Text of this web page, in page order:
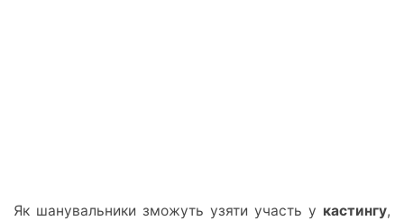
Як шанувальники зможуть узяти участь у кастингу,